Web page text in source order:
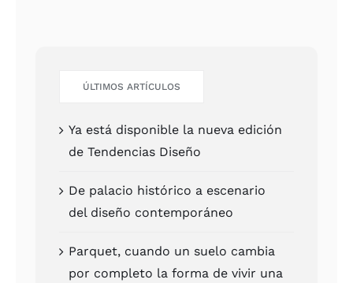
ÚLTI­MOS ARTÍCU­LOS
Ya está dis­po­ni­ble la nue­va edi­ción
de Ten­den­cias Dise­ño
De pala­cio his­tó­ri­co a esce­na­rio
del dise­ño con­tem­po­rá­neo
Par­quet, cuan­do un sue­lo cam­bia
por com­ple­to la for­ma de vivir una